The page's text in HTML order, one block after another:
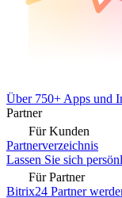
Über 750+ Apps und
Partner
Für Kunden
Partnerverzeichnis
Lassen Sie sich
Für Partner
Bitrix24 Partner